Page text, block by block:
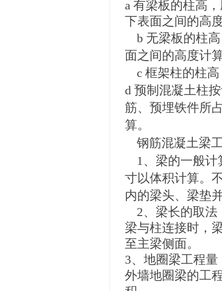
a 有梁板的柱高
下表面之间的高
b 无梁板的柱
面之间的高度计
c 框架柱的柱
d 预制混凝土柱
筋、预埋铁件所
算。
钢筋混凝土梁
1、梁的一般
寸以体积计算。
内的梁头、梁垫
2、梁长的取法
梁与柱连接时，
至主梁侧面。
3、地圈梁工程量
外墙地圈梁的工